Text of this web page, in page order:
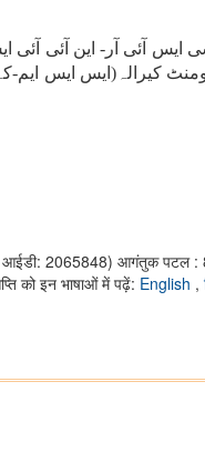
آئی آر- این آئی آئی
کیرالہ(ایس ایس ایم-
आईडी: 2065848) आगंतुक पटल :
को इन भाषाओं में पढ़ें: English ,